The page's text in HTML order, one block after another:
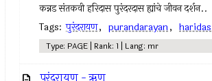
कन्नड संतकवी हरिदास पुरंदरदास ह्यांचे जीवन दर्शन..
Tags: पुरंदरायण, purandarayan, haridas
Type: PAGE | Rank: 1 | Lang: mr